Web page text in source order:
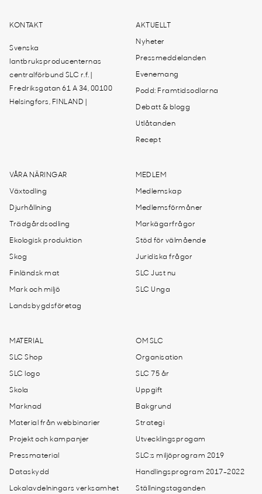
KONTAKT
Svenska
lantbruksproducenternas
centralförbund SLC r.f. |
Fredriksgatan 61 A 34, 00100
Helsingfors, FINLAND |
AKTUELLT
Nyheter
Pressmeddelanden
Evenemang
Podd: Framtidsodlarna
Debatt & blogg
Utlåtanden
Recept
VÅRA NÄRINGAR
Växtodling
Djurhållning
Trädgårdsodling
Ekologisk produktion
Skog
Finländsk mat
Mark och miljö
Landsbygdsföretag
MEDLEM
Medlemskap
Medlemsförmåner
Markägarfrågor
Stöd för välmående
Juridiska frågor
SLC Just nu
SLC Unga
MATERIAL
SLC Shop
SLC logo
Skola
Marknad
Material från webbinarier
Projekt och kampanjer
Pressmaterial
Dataskydd
Lokalavdelningars verksamhet
OM SLC
Organisation
SLC 75 år
Uppgift
Bakgrund
Strategi
Utvecklingsprogam
SLC:s miljöprogram 2019
Handlingsprogram 2017-2022
Ställningstaganden